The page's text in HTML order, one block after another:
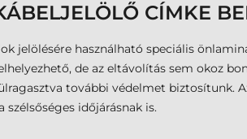
CÍMKE
jelölésére használható speciális
de az eltávolítás sem okoz
további védelmet biztosítunk.
szélsőséges időjárásnak is.